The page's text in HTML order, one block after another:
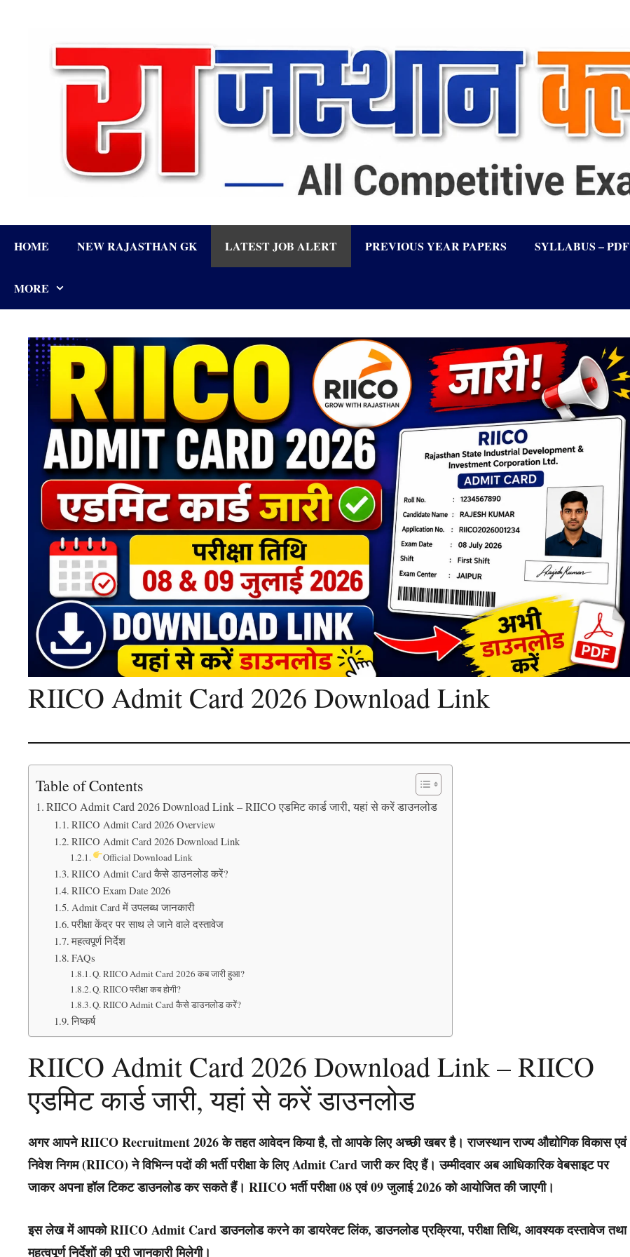
HOME NEW RAJASTHAN GK LATEST JOB ALERT PREVIOUS YEAR PAPERS SYLLABUS – PDF
MORE
RIICO Admit Card 2026 Download Link
Table of Contents
RIICO Admit Card 2026 Download Link – RIICO एडमिट कार्ड जारी, यहां से करें डाउनलोड
RIICO Admit Card 2026 Overview
RIICO Admit Card 2026 Download Link
Official Download Link
RIICO Admit Card कैसे डाउनलोड करें?
RIICO Exam Date 2026
Admit Card में उपलब्ध जानकारी
परीक्षा केंद्र पर साथ ले जाने वाले दस्तावेज
महत्वपूर्ण निर्देश
FAQs
Q. RIICO Admit Card 2026 कब जारी हुआ?
Q. RIICO परीक्षा कब होगी?
Q. RIICO Admit Card कैसे डाउनलोड करें?
निष्कर्ष
RIICO Admit Card 2026 Download Link – RIICO
एडमिट कार्ड जारी, यहां से करें डाउनलोड
अगर आपनेRIICO Recruitment 2026के तहत आवेदन किया है, तो आपके लिए अच्छी खबर है। राजस्थान राज्य औद्योगिक विकास एवं
निवेश निगम (RIICO) ने विभिन्न पदों की भर्ती परीक्षा के लिएAdmit Card जारी कर दिए हैं। उम्मीदवार अब आधिकारिक वेबसाइट पर
जाकर अपना हॉल टिकट डाउनलोड कर सकते हैं। RIICO भर्ती परीक्षा08 एवं 09 जुलाई 2026को आयोजित की जाएगी।
इस लेख में आपको RIICO Admit Card डाउनलोड करने का डायरेक्ट लिंक, डाउनलोड प्रक्रिया, परीक्षा तिथि, आवश्यक दस्तावेज तथा
महत्वपूर्ण निर्देशों की पूरी जानकारी मिलेगी।